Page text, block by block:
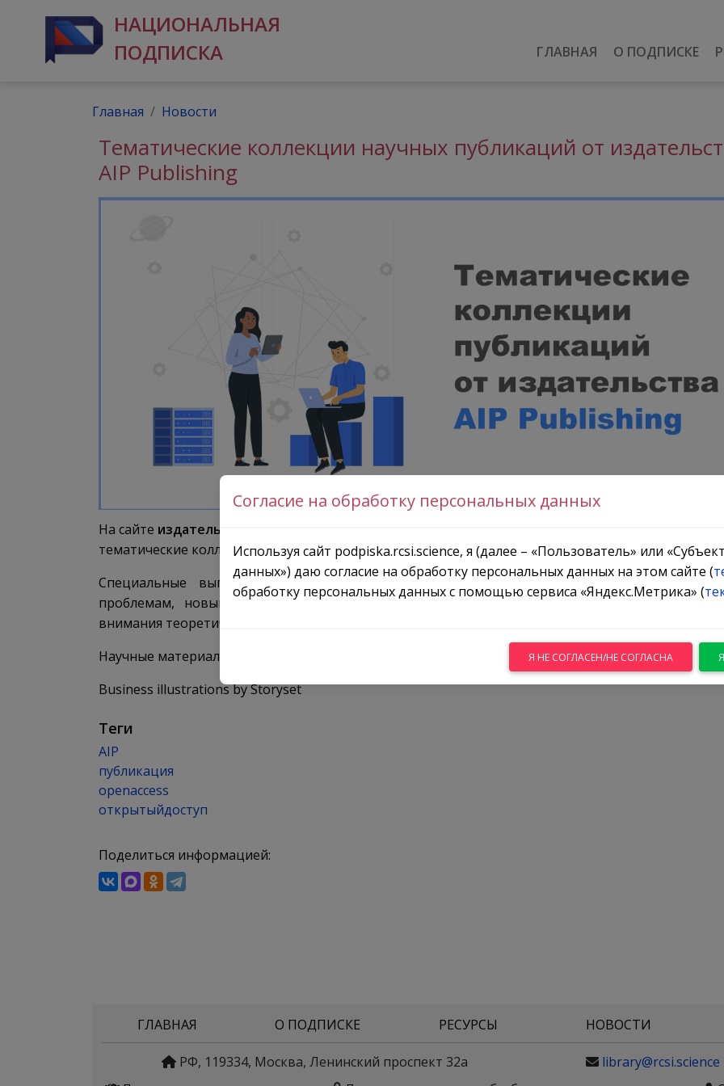
НАЦИОНАЛЬНАЯ
ПОДПИСКА
ГЛАВНАЯ О ПОДПИСКЕ
Главная Новости
Тематические коллекции научных публикаций от
AIP Publishing
На сайте издательства AIP Publishing
тематические коллекции научных публикаций в области естественных и технических наук.
Специальные выпуски журналов и сборники издательства посвящены актуальным
проблемам, новым разработкам и перспективным технологиям, которые находятся в
внимания теоретических и экспериментальных исследований учёных разных стран мира.
Научные материалы опубликованы в открытом доступе и представлены поссылке.
Business illustrations by Storyset
Теги
AIP
публикация
openaccess
открытыйдоступ
Поделиться информацией:
ГЛАВНАЯ О ПОДПИСКЕ РЕСУРСЫ НОВОСТИ
РФ, 119334, Москва, Ленинский проспект 32а library@rcsi.science
Согласие на обработку персональных данных
Используя сайт podpiska.rcsi.science, я (далее – «Пользователь» или
данных») даю согласие на обработку персональных данных на этом сайте (
обработку персональных данных с помощью сервиса «Яндекс.Метрика» (
Я НЕ СОГЛАСЕН/НЕ СОГЛАСНА